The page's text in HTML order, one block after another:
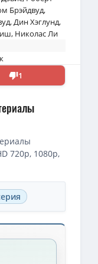
Брэйдвуд,
,Дин Хэглунд,
, Николас Ли
1
720p, 1080p,
/ The X Files /
2008) DVDRip